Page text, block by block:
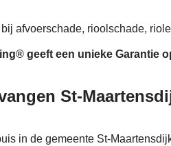
afvoerschade, rioolschade,
geeft een unieke Garantie
St-
in de gemeente St-